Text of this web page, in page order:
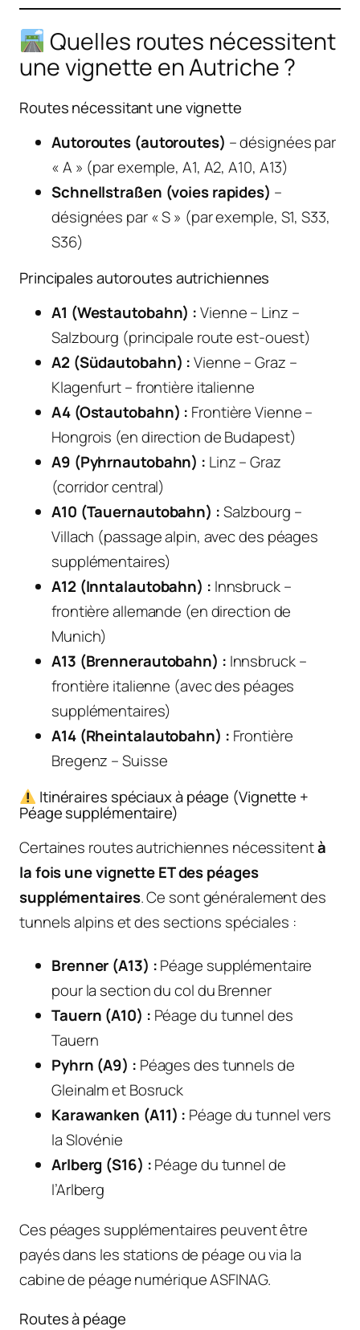
Quelles routes nécessitent
une vignette en Autriche ?
Routes nécessitant une vignette
Autoroutes (autoroutes) – désignées par
« A » (par exemple, A1, A2, A10, A13)
Schnellstraßen (voies rapides) –
désignées par « S » (par exemple, S1, S33,
S36)
Principales autoroutes autrichiennes
A1 (Westautobahn) :Vienne – Linz –
Salzbourg (principale route est-ouest)
A2 (Südautobahn) :Vienne – Graz –
Klagenfurt – frontière italienne
A4 (Ostautobahn) : Frontière Vienne –
Hongrois (en direction de Budapest)
A9 (Pyhrnautobahn) : Linz – Graz
(corridor central)
A10 (Tauernautobahn) :Salzbourg –
Villach (passage alpin, avec des péages
supplémentaires)
A12 (Inntalautobahn) : Innsbruck –
frontière allemande (en direction de
Munich)
A13 (Brennerautobahn) : Innsbruck –
frontière italienne (avec des péages
supplémentaires)
A14 (Rheintalautobahn) : Frontière
Bregenz – Suisse
Itinéraires spéciaux à péage (Vignette +
Péage supplémentaire)
Certaines routes autrichiennes nécessitentà
la fois une vignette ET des péages
supplémentaires. Ce sont généralement des
tunnels alpins et des sections spéciales :
Brenner (A13) :Péage supplémentaire
pour la section du col du Brenner
Tauern (A10) : Péage du tunnel des
Tauern
Pyhrn (A9) : Péages des tunnels de
Gleinalm et Bosruck
Karawanken (A11) : Péage du tunnel vers
la Slovénie
Arlberg (S16) :Péage du tunnel de
l’Arlberg
Ces péages supplémentaires peuvent être
payés dans les stations de péage ou via la
cabine de péage numérique ASFINAG.
Routes à péage